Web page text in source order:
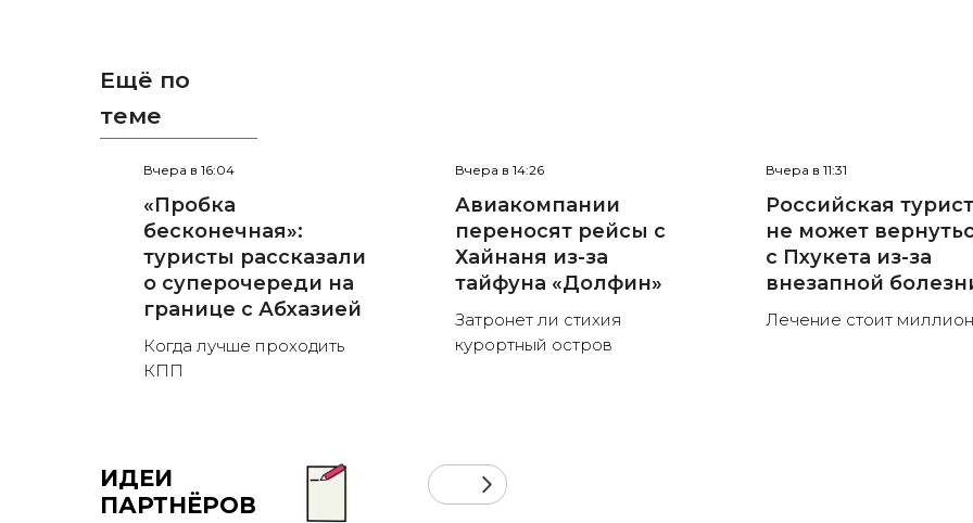
Ещё по
теме
Вчера в 16:04
«Пробка
бесконечная»:
туристы рассказали
о суперочереди на
границе с Абхазией
Когда лучше проходить
КПП
Вчера в 14:26
Авиакомпании
переносят рейсы с
Хайнаня из-за
тайфуна «Долфин»
Затронет ли стихия
курортный остров
Вчера в 11:31
Российская
не может
с Пхукета из-за
внезапной
Лечение стоит
ИДЕИ
ПАРТНЁРОВ